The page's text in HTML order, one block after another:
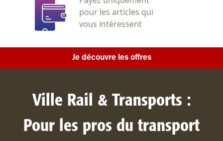
pour les articles qui
vous intéressent
Je découvre les offres
Ville Rail & Transports :
Pour les pros du transport